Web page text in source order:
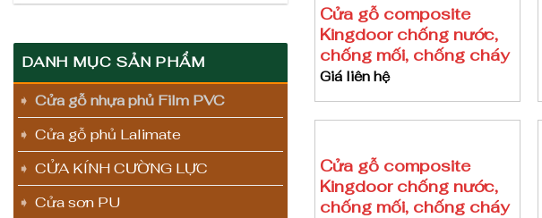
DANH MỤC SẢN PHẨM
Cửa gỗ nhựa phủ Film PVC
Cửa gỗ phủ Lalimate
CỬA KÍNH CƯỜNG LỰC
Cửa sơn PU
Cửa gỗ composite
Kingdoor chống nước,
chống mối, chống cháy
Giá liên hệ
Cửa gỗ composite
Kingdoor chống nước,
chống mối, chống cháy